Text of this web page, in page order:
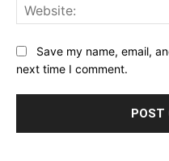
Save my name, email,
next time I comment.